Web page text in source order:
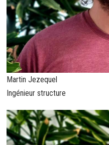
Martin Jezequel
Ingénieur structure